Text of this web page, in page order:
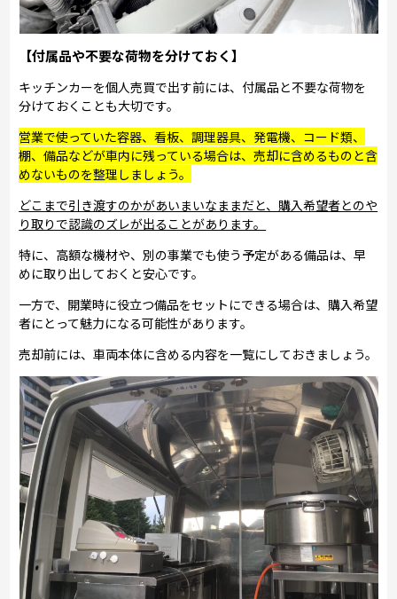
【付属品や不要な荷物を分けておく】
キッチンカーを個人売買で出す前には、付属品と不要な荷物を
分けておくことも大切です。
営業で使っていた容器、看板、調理器具、発電機、コード類、
棚、備品などが車内に残っている場合は、売却に含めるものと含
めないものを整理しましょう。
どこまで引き渡すのかがあいまいなままだと、購入希望者とのや
り取りで認識のズレが出ることがあります。
特に、高額な機材や、別の事業でも使う予定がある備品は、早
めに取り出しておくと安心です。
一方で、開業時に役立つ備品をセットにできる場合は、購入希望
者にとって魅力になる可能性があります。
売却前には、車両本体に含める内容を一覧にしておきましょう。